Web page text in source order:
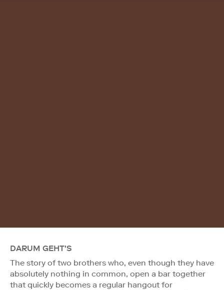
DARUM GEHT'S
The story of two brothers who, even though they have
absolutely nothing in common, open a bar together
that quickly becomes a regular hangout for